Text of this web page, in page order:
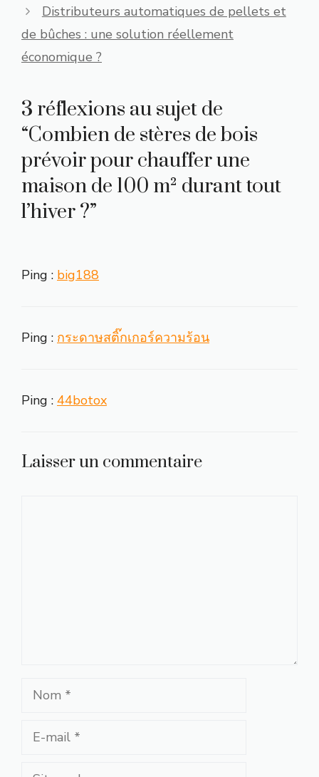
Distributeurs automatiques de pellets et
de bûches : une solution réellement
économique ?
3 réflexions au sujet de
“Combien de stères de bois
prévoir pour chauffer une
maison de 100 m² durant tout
l’hiver ?”
Ping : big188
Ping : กระดาษสติ๊กเกอร์ความร้อน
Ping : 44botox
Laisser un commentaire
Nom
Site